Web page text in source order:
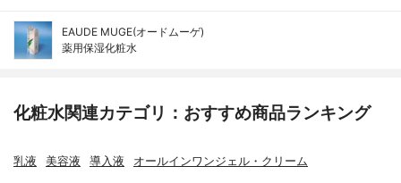
EAUDE MUGE(オードムーゲ)
薬用保湿化粧水
化粧水関連カテゴリ：おすすめ商品ランキング
乳液 美容液 導入液 オールインワンジェル・クリーム